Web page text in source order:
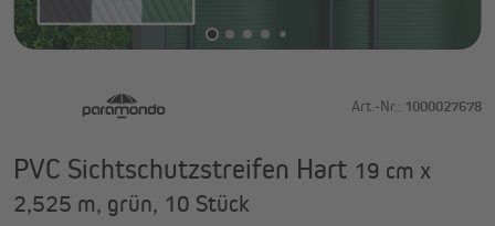
Art.-Nr.: 1000027678
PVC Sichtschutzstreifen Hart 19 cm x
2,525 m, grün, 10 Stück